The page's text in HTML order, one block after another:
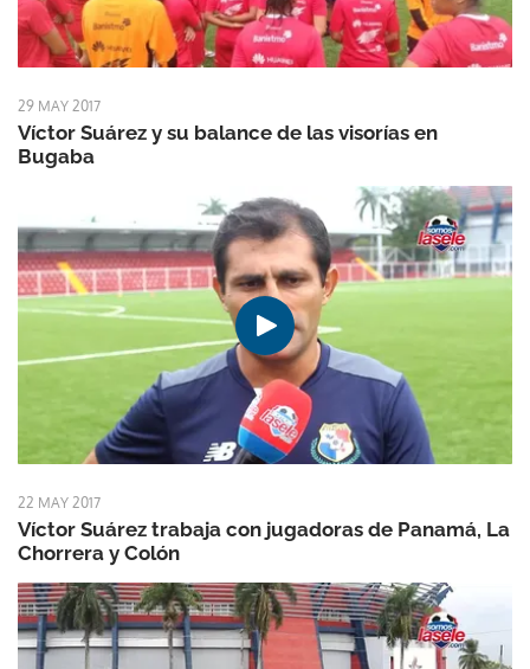
29 MAY 2017
Víctor Suárez y su balance de las visorías en
Bugaba
22 MAY 2017
Víctor Suárez trabaja con jugadoras de Panamá, La
Chorrera y Colón